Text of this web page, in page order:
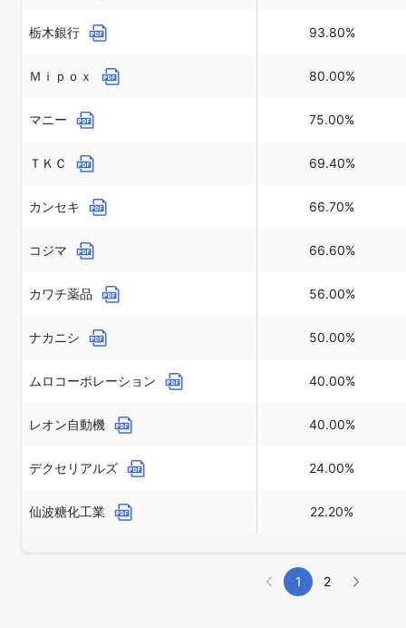
栃木銀行 93.80%
Ｍｉｐｏｘ 80.00%
マニー 75.00%
ＴＫＣ 69.40%
カンセキ 66.70%
コジマ 66.60%
カワチ薬品 56.00%
ナカニシ 50.00%
ムロコーポレーション 40.00%
レオン自動機 40.00%
デクセリアルズ 24.00%
仙波糖化工業 22.20%
1 2